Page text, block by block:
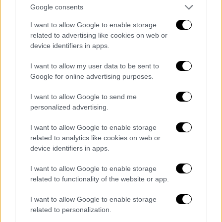
Google consents
I want to allow Google to enable storage
related to advertising like cookies on web or
device identifiers in apps.
I want to allow my user data to be sent to
Google for online advertising purposes.
I want to allow Google to send me
personalized advertising.
I want to allow Google to enable storage
related to analytics like cookies on web or
device identifiers in apps.
I want to allow Google to enable storage
related to functionality of the website or app.
I want to allow Google to enable storage
related to personalization.
του περιοδικούTime με τους 100 πιο
επιδραστικούς ανθρώπους στον κόσμο.Ο
Χάρι και η Μέγκαν εγκατέλειψαν τη
Βρετανία το 2020 για να χτίσουν μια
Archewell, αλλά επίσης συνάπτοντας
επικερδείς συμφωνίες για την παραγωγή
τηλεοπτικών σόου και podcast.
Δύσκολες στιγμές πέρασε το περασμένο
καλοκαίρι η Δούκισα του Σάσεξ, Μέγκαν
Μαρκλ (Meghan Markle), η οποία ήταν έγκυος
στο δεύτερο παιδί της, αλλά δυστυχώς
Σε ένα άρθρο με τίτλο«Οι απώλειες που
μοιραζόμαστε» στους New York Times η
Μέγκαν Μαρκλ μίλησε για την αποβολή της